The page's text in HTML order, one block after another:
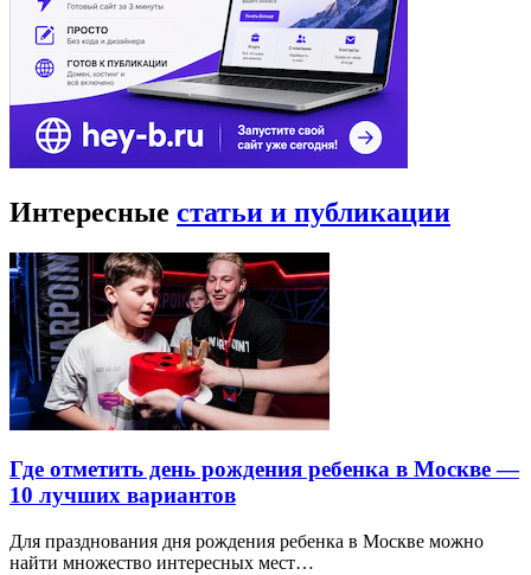
Интересные статьи и публикации
Где отметить день рождения ребенка в Москве —
10 лучших вариантов
Для празднования дня рождения ребенка в Москве можно
найти множество интересных мест…